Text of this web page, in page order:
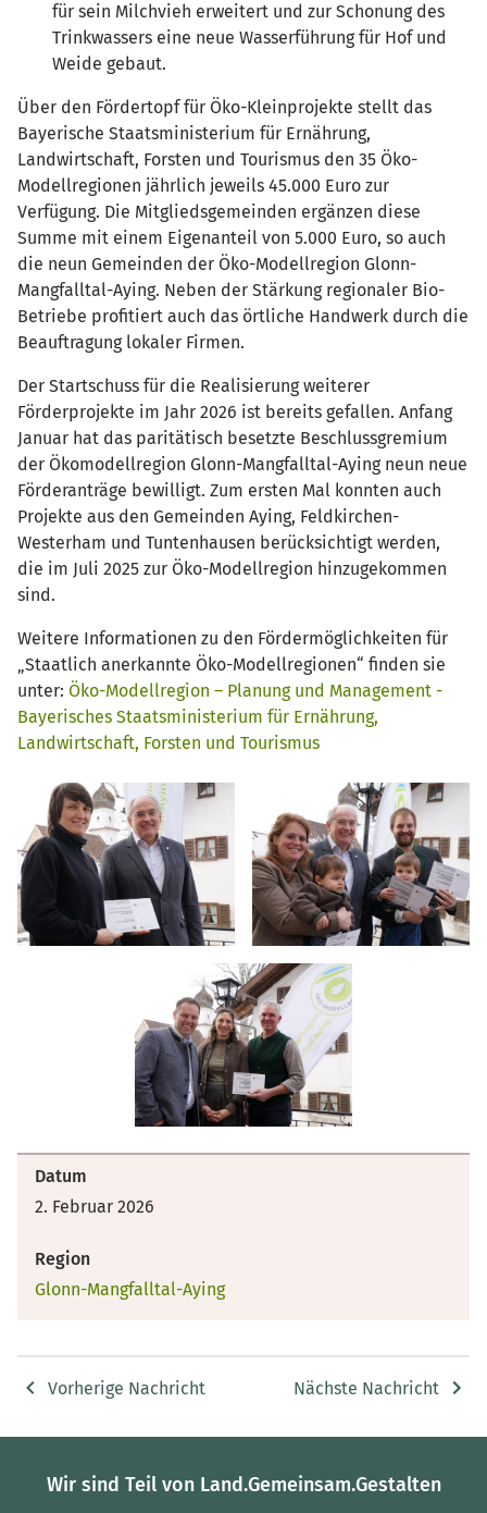
für sein Milchvieh erweitert und zur Schonung des
Trinkwassers eine neue Wasserführung für Hof und
Weide gebaut.
Über den Fördertopf für Öko-Kleinprojekte stellt das
Bayerische Staatsministerium für Ernährung,
Landwirtschaft, Forsten und Tourismus den 35 Öko-
Modellregionen jährlich jeweils 45.000 Euro zur
Verfügung. Die Mitgliedsgemeinden ergänzen diese
Summe mit einem Eigenanteil von 5.000 Euro, so auch
die neun Gemeinden der Öko-Modellregion Glonn-
Mangfalltal-Aying. Neben der Stärkung regionaler Bio-
Betriebe profitiert auch das örtliche Handwerk durch die
Beauftragung lokaler Firmen.
Der Startschuss für die Realisierung weiterer
Förderprojekte im Jahr 2026 ist bereits gefallen. Anfang
Januar hat das paritätisch besetzte Beschlussgremium
der Ökomodellregion Glonn-Mangfalltal-Aying neun neue
Förderanträge bewilligt. Zum ersten Mal konnten auch
Projekte aus den Gemeinden Aying, Feldkirchen-
Westerham und Tuntenhausen berücksichtigt werden,
die im Juli 2025 zur Öko-Modellregion hinzugekommen
sind.
Weitere Informationen zu den Fördermöglichkeiten für
„Staatlich anerkannte Öko-Modellregionen“ finden sie
unter: Öko-Modellregion – Planung und Management -
Bayerisches Staatsministerium für Ernährung,
Landwirtschaft, Forsten und Tourismus
Datum
2. Februar 2026
Region
Glonn-Mangfalltal-Aying
Vorherige Nachricht Nächste Nachricht
Wir sind Teil von Land.Gemeinsam.Gestalten